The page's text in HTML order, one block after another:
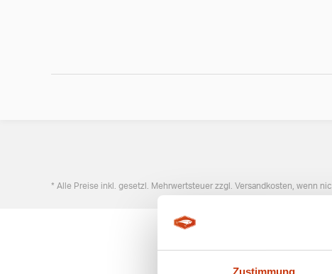
Zustimmung
* Alle Preise inkl. gesetzl. Mehrwertsteuer zzgl. Versandkosten, wenn